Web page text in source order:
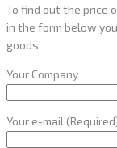
To find out the price
in the form below
goods.
Your Company
Your e-mail